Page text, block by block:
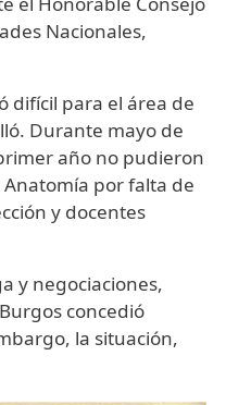
Nacionales,
difícil para el área de
Durante mayo de
año no pudieron
por falta de
y docentes
y negociaciones,
concedió
la situación,